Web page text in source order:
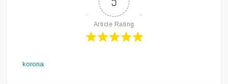
Article Rating
korona